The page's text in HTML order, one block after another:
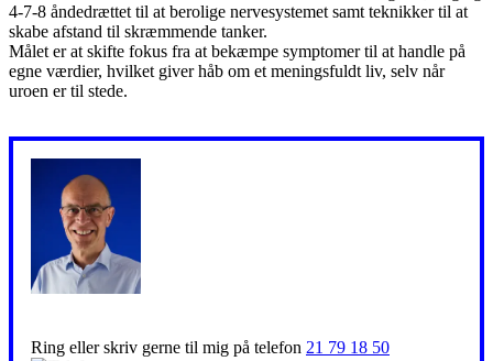
4-7-8 åndedrættet til at berolige nervesystemet samt teknikker til at
skabe afstand til skræmmende tanker.
Målet er at skifte fokus fra at bekæmpe symptomer til at handle på
egne værdier, hvilket giver håb om et meningsfuldt liv, selv når
uroen er til stede.
Ring eller skriv gerne til mig på telefon 21 79 18 50